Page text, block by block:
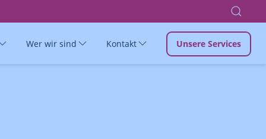
Wer wir sind Kontakt Unsere Services